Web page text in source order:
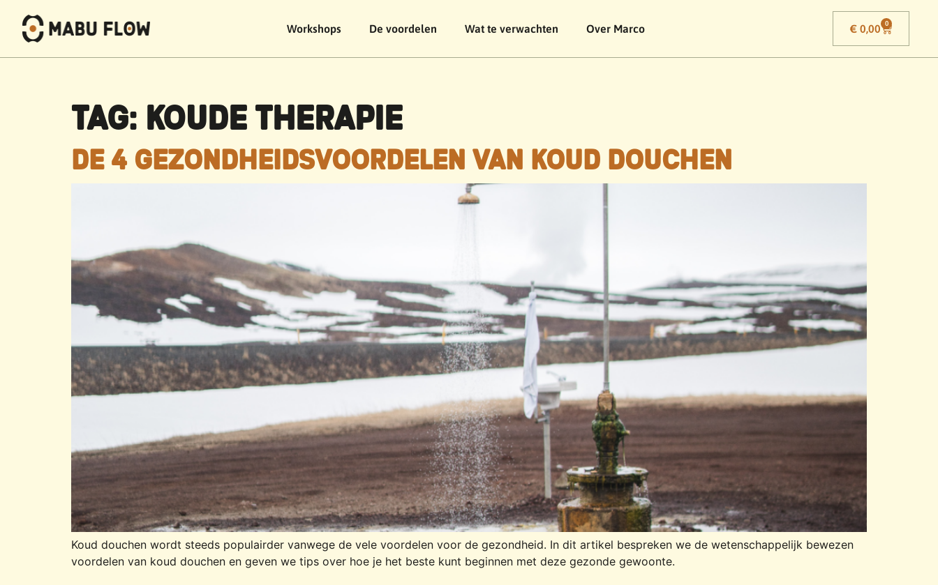
Workshops De voordelen Wat te verwachten Over Marco € 0,00 0
TAG: KOUDE THERAPIE
DE 4 GEZONDHEIDSVOORDELEN VAN KOUD DOUCHEN
Koud douchen wordt steeds populairder vanwege de vele voordelen voor de gezondheid. In dit artikel bespreken we de wetenschappelijk bewezen
voordelen van koud douchen en geven we tips over hoe je het beste kunt beginnen met deze gezonde gewoonte.